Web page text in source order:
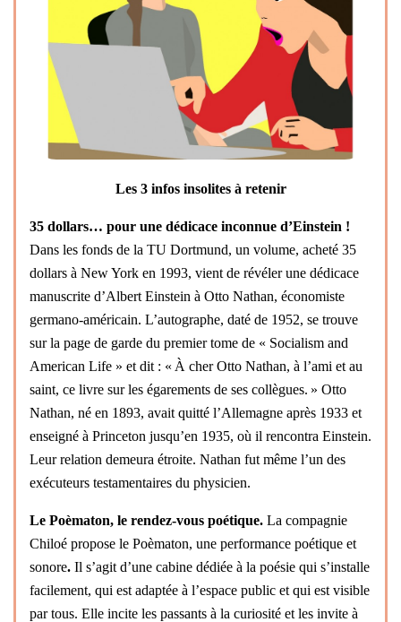
Les 3 infos insolites à retenir
35 dollars… pour une dédicace inconnue d’Einstein !
Dans les fonds de la TU Dortmund, un volume, acheté 35
dollars à New York en 1993, vient de révéler une dédicace
manuscrite d’Albert Einstein à Otto Nathan, économiste
germano-américain. L’autographe, daté de 1952, se trouve
sur la page de garde du premier tome de « Socialism and
American Life » et dit : « À cher Otto Nathan, à l’ami et au
saint, ce livre sur les égarements de ses collègues. » Otto
Nathan, né en 1893, avait quitté l’Allemagne après 1933 et
enseigné à Princeton jusqu’en 1935, où il rencontra Einstein.
Leur relation demeura étroite. Nathan fut même l’un des
exécuteurs testamentaires du physicien.
Le Poèmaton, le rendez-vous poétique. La compagnie
Chiloé propose le Poèmaton, une performance poétique et
sonore. Il s’agit d’une cabine dédiée à la poésie qui s’installe
facilement, qui est adaptée à l’espace public et qui est visible
par tous. Elle incite les passants à la curiosité et les invite à